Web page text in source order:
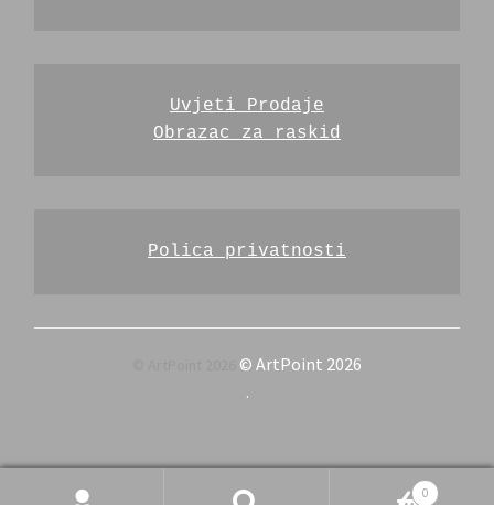
Uvjeti Prodaje
Obrazac za raskid
Polica privatnosti
© ArtPoint 2026
.
0